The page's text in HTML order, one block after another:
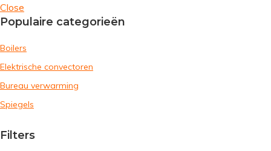
Close
Populaire categorieën
Boilers
Elektrische convectoren
Bureau verwarming
Spiegels
Filters